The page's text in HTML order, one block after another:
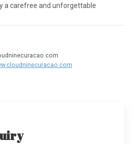
a carefree and unforgettable